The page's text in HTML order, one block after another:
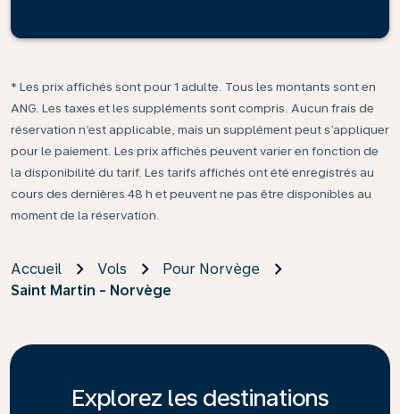
* Les prix affichés sont pour 1 adulte. Tous les montants sont en
ANG. Les taxes et les suppléments sont compris. Aucun frais de
réservation n’est applicable, mais un supplément peut s’appliquer
pour le paiement. Les prix affichés peuvent varier en fonction de
la disponibilité du tarif. Les tarifs affichés ont été enregistrés au
cours des dernières 48 h et peuvent ne pas être disponibles au
moment de la réservation.
Accueil Vols
Pour Norvège
Saint Martin - Norvège
Explorez les destinations